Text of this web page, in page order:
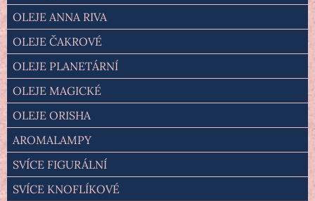
OLEJE ANNA RIVA
OLEJE ČAKROVÉ
OLEJE PLANETÁRNÍ
OLEJE MAGICKÉ
OLEJE ORISHA
AROMALAMPY
SVÍCE FIGURÁLNÍ
SVÍCE KNOFLÍKOVÉ